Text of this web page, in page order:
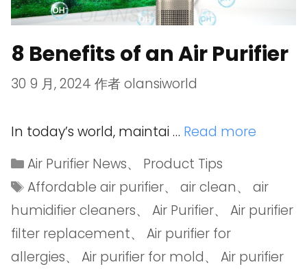
8 Benefits of an Air Purifier
30 9 月, 2024 作者olansiworld
In today’s world, maintai … Read more
Air Purifier News、 Product Tips
Affordable air purifier、air clean、air
humidifier cleaners、 Air Purifier、 Air purifier
filter replacement、 Air purifier for
allergies、 Air purifier for mold、 Air purifier